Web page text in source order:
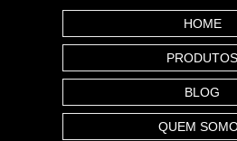
HOME
PRODUTOS
BLOG
QUEM